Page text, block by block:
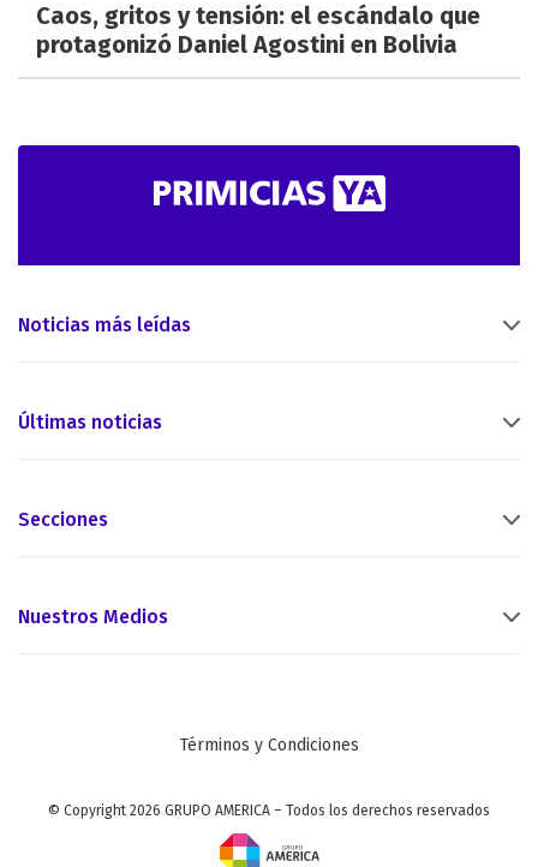
Caos, gritos y tensión: el escándalo que
protagonizó Daniel Agostini en Bolivia
Noticias más leídas
Últimas noticias
Secciones
Nuestros Medios
Términos y Condiciones
© Copyright 2026 GRUPO AMERICA – Todos los derechos reservados